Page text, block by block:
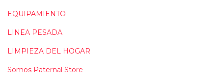
EQUIPAMIENTO
LINEA PESADA
LIMPIEZA DEL HOGAR
Somos Paternal Store